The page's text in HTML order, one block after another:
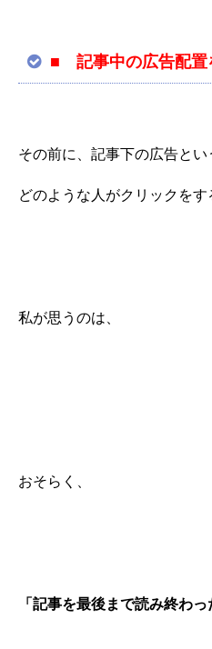
■ 記事中の広告配置
その前に、記事下の広告とい
どのような人がクリックをす
私が思うのは、
おそらく、
「記事を最後まで読み終わっ